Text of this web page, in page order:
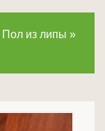
Пол из липы »